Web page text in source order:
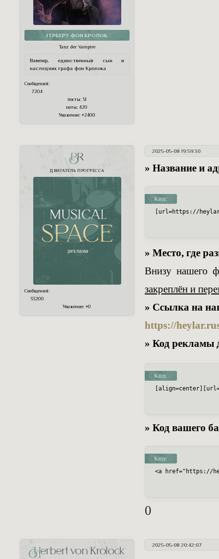
ГЕРБЕРТ ФОН КРОЛОК
Tanz der Vampire
Вампир, единственный сын и
наследник графа фон Кролока
Сообщений:
7204
посты: 51
ноты: 420
Уважение: +2400
2025-05-08 19:59:30
PR
ДВИГАТЕЛЬ ПРОГРЕССА
Сообщений:
33200
Уважение: +0
» Название и
Код:
[url=https://
» Место, где
Внизу нашего
закреплён и
» Ссылка на
https://
» Код рекламы
Код:
» Код вашего
Код:
<a href="https://
0
2025-05-08 20:42:07
Herbert von Krolock